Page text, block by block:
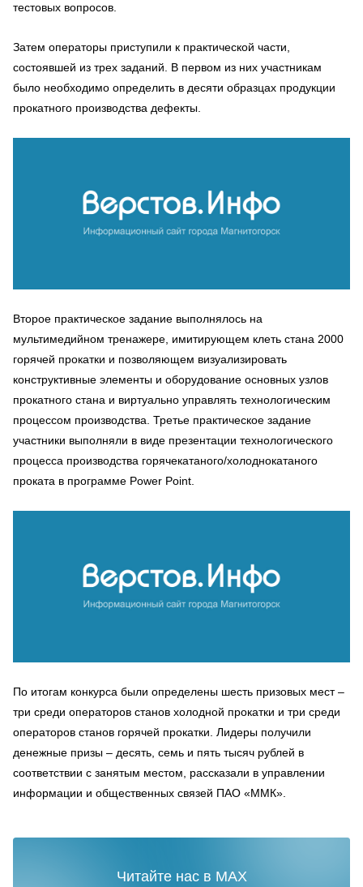
тестовых вопросов.
Затем операторы приступили к практической части,
состоявшей из трех заданий. В первом из них участникам
было необходимо определить в десяти образцах продукции
прокатного производства дефекты.
Второе практическое задание выполнялось на
мультимедийном тренажере, имитирующем клеть стана 2000
горячей прокатки и позволяющем визуализировать
конструктивные элементы и оборудование основных узлов
прокатного стана и виртуально управлять технологическим
процессом производства. Третье практическое задание
участники выполняли в виде презентации технологического
процесса производства горячекатаного/холоднокатаного
проката в программе Power Point.
По итогам конкурса были определены шесть призовых мест –
три среди операторов станов холодной прокатки и три среди
операторов станов горячей прокатки. Лидеры получили
денежные призы – десять, семь и пять тысяч рублей в
соответствии с занятым местом, рассказали в управлении
информации и общественных связей ПАО «ММК».
Читайте нас в MAX